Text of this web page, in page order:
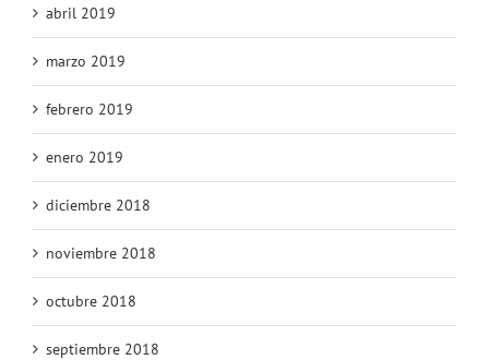
abril 2019
marzo 2019
febrero 2019
enero 2019
diciembre 2018
noviembre 2018
octubre 2018
septiembre 2018